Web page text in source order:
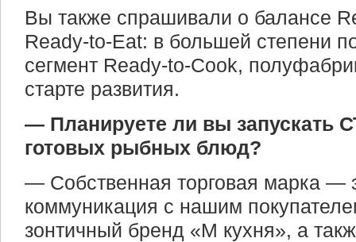
Вы также спрашивали о балансе
Ready-to-Eat: в большей степени
сегмент Ready-to-Cook,
старте развития.
— Планируете ли вы запускать
готовых рыбных блюд?
— Собственная торговая марка —
коммуникация с нашим
зонтичный бренд «М кухня», а